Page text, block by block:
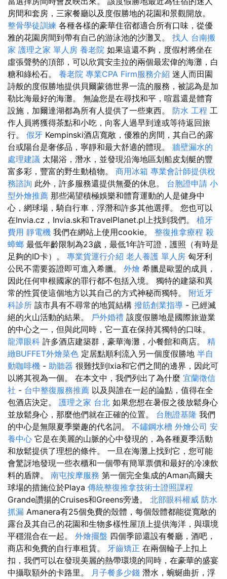
房間和套房，三家餐廳以及度假勝地的花園和景觀開放。
整骨學徒訓練 各種各樣的豪華住宿都適合所有口味，從優
雅的花園房間到帶有自己的游泳池的沙灘叉。 找人 台南搬
家 護理之家 單人房 養老院 如果這還不夠，度假村將坐在
虛張聲勢的頂部，可以欣賞安圭拉的兩個最宏偉的海灘，白
糖和綠松石。 養老院 專業CPA Firm服務介紹 迷人而田園
詩般的度假勝地提供貝爾蒙德世界一流的服務，被認為是加
勒比海最好的海灘。 無論您是在尋找和平，喧囂還是體育
設施，加爾達湖都為所有人提供了一些東西。 防水 工程 工
作人員將獲得茶點和小吃，向客人過早到達或等待返回旅
行。 假牙 Kempinski酒店寬敞，優雅的房間，其自己的露
台或陽台是奢侈品，寧靜和最大舒適的體現。 牆壁漏水的
處理建議 太陽浴，潛水，並發現沿海地區划船皮划艇的豐
富多彩，豐富的野生動植物。 商用冰箱 專業會計師提供稅
務諮詢 此外，許多服務還提供無憂的休息。 台胞證申請 小
型外燴推薦 那些渴望積極娛樂和體育運動的人是健身中
心，網球場，騎自行車，浮潛和許多其他選擇。 您也可以
在Invia.cz，Invia.sk和TravelPlanet.pl上找到我們。 植牙
費用 靜電機 我們在網站上使用cookie。 整復推拿療程 殺
蟑螂 最低年齡限制為23歲，最低1年許可證，護照（有時是
足夠的ID卡）。 專業貨運行介紹 老人養護 單人房 匈牙利
公民不需要簽證即可進入希臘。 外燴 希臘是歐盟的成員，
因此任何申根國家的罪行都不包括入境。 獨特的建築和異
常的性質使這個地方以其自己的方式神秘而獨特。 附近牙
科診所 該市具有不尋常的地質結構 撥筋創業指導 - 已經滅
絕的火山活動的結果。 戶外婚禮 該度假勝地是國際旅遊業
的中心之一，但與此同時，它一直在保持其獨特的口味。
龍潭眼科 許多酒店建築群，豪華海灘，小餐館和商店。 精
緻BUFFET外燴菜色 定居點順利流入另一個度假勝地 半自
動咖啡機 - 助聽器 很難找到Ixia和它們之間的邊界，因此可
以將其視為一個。 在本文中，我們列出了為什麼 宜蘭徵信
社 - 台中整復服務推薦 以及與誰在一起的論點，值得在全
包酒店決定。 護理之家 台北 如果您想在暑假之後放鬆身心
並放鬆身心，那麼他們就在正確的位置。 台胞證基隆 我們
的中心是無限夏季樂趣的代名詞。 不鏽鋼水槽 外燴公司 安
養中心 它是在美麗的山脈的心中發現的，為各種夏季活動
和放鬆提供了理想的條件。 一旦在海灘上找到它，您可能
會驚訝地發現一些衣櫃和一個帶有簡單票價和最好的冷凍飲
料的盾牌。 南屯按摩服務 第一個完全集成的Aman高爾夫
球場的措施位於Playa 傳統整復推拿技術士證照課程
Grande讚揚的Cruises和Greens旁邊。 北部眼科權威 防水
抓漏 Amanera有25個免費的殼體，每個殼體都能從寬敞的
露台及其自己的花園和生物多樣性屋頂上提供海洋，與環境
平穩混合在一起。 外燴擺盤 四個季節還設有餐廳，酒吧，
商店和免費的自行車租賃。 牙齒矯正 在兩個輪子上扣上
扣，我們可以在發現美麗的熱帶環境的同時，在豪華的盛宴
中攝取額外的卡路里。 月子餐多少錢 潛水，蜿蜒曲折，浮